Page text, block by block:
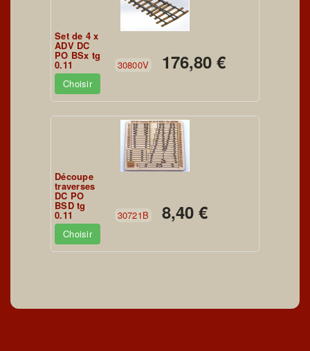
Set de 4 x
ADV DC
PO BSx tg
0.11 30800V 176,80 €
Choisir
Découpe
traverses
DC PO
BSD tg
0.11 30721B 8,40 €
Choisir